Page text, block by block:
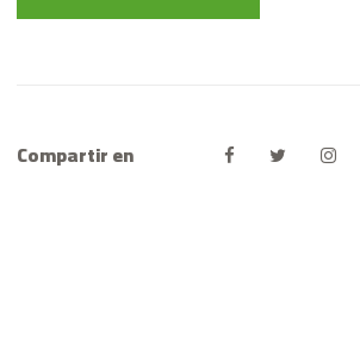
Compartir en